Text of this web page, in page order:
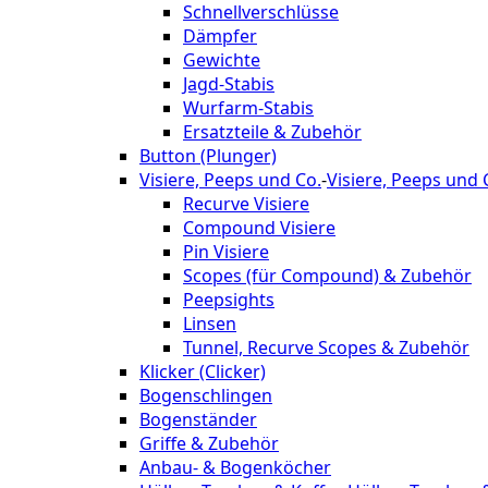
Schnellverschlüsse
Dämpfer
Gewichte
Jagd-Stabis
Wurfarm-Stabis
Ersatzteile & Zubehör
Button (Plunger)
Visiere, Peeps und Co.-Visiere, Peeps und
Recurve Visiere
Compound Visiere
Pin Visiere
Scopes (für Compound) & Zubehör
Peepsights
Linsen
Tunnel, Recurve Scopes & Zubehör
Klicker (Clicker)
Bogenschlingen
Bogenständer
Griffe & Zubehör
Anbau- & Bogenköcher